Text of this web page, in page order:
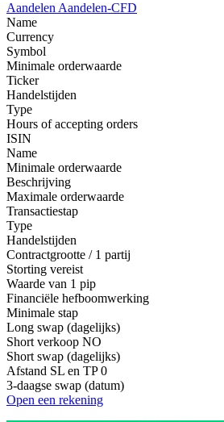
Aandelen Aandelen-CFD
Name
Currency
Symbol
Minimale orderwaarde
Ticker
Handelstijden
Type
Hours of accepting orders
ISIN
Name
Minimale orderwaarde
Beschrijving
Maximale orderwaarde
Transactiestap
Type
Handelstijden
Contractgrootte / 1 partij
Storting vereist
Waarde van 1 pip
Financiële hefboomwerking
Minimale stap
Long swap (dagelijks)
Short verkoop NO
Short swap (dagelijks)
Afstand SL en TP 0
3-daagse swap (datum)
Open een rekening